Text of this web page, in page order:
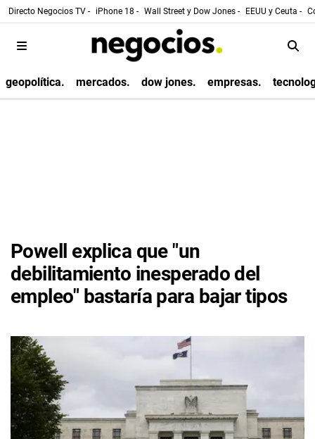
Directo Negocios TV - iPhone 18 - Wall Street y Dow Jones - EEUU y Ceuta -
geopolítica. mercados. dow jones. empresas.
Powell explica que "un
debilitamiento inesperado del
empleo" bastaría para bajar tipos